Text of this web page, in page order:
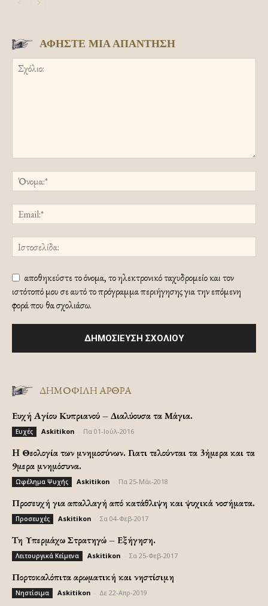
ΑΦΗΣΤΕ ΜΙΑ ΑΠΑΝΤΗΣΗ
αποθηκεύστε το όνομα, το ηλεκτρονικό ταχυδρομείο και τον
ιστότοπό μου σε αυτό το πρόγραμμα περιήγησης για την επόμενη
φορά που θα σχολιάσω.
ΔΗΜΟΦΙΛΗ ΑΡΘΡΑ
Ευχή Αγίου Κυπριανού – Διαλύουσα τα Μάγια.
Ευχές Askitikon Πα 01-Ιούλ-2016
H Θεολογία των μνημοσύνων. Γιατι τελούνται τα 3ήμερα και τα
9μερα μνημόσυνα.
Ωφέλημα Ψυχής Askitikon Πα 25-Μάι-2018
Προσευχή για απαλλαγή από κατάθλιψη και ψυχικά νοσήματα.
Προσευχές Askitikon Σα 04-Φεβ-2017
Τη Υπερμάχω Στρατηγώ – Εξήγηση.
Λειτουργικά Κείμενα Askitikon Σα 25-Φεβ-2017
Πορτοκαλόπιτα αρωματική και νηστίσιμη
Νηστίσιμα Askitikon Δε 22-Απρ-2019